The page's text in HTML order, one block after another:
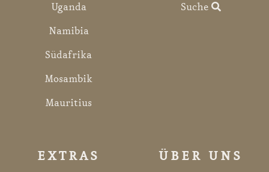
Uganda
Namibia
Südafrika
Mosambik
Mauritius
Suche
EXTRAS ÜBER UNS